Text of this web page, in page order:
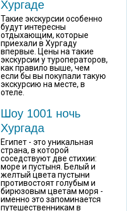
Хургаде
Такие экскурсии особенно
будут интересны
отдыхающим, которые
приехали в Хургаду
впервые. Цены на такие
экскурсии у туроператоров,
как правило выше, чем
если бы вы покупали такую
экскурсию на месте, в
отеле.
Шоу 1001 ночь
Хургада
Египет - это уникальная
страна, в которой
соседствуют две стихии:
море и пустыня. Белый и
желтый цвета пустыни
противостоят голубым и
бирюзовым цветам моря -
именно это запоминается
путешественникам в